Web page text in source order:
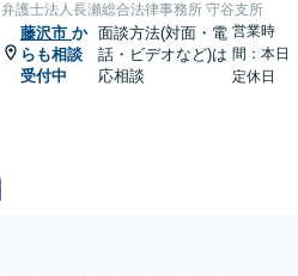
弁護士法人長瀬総合法律事務所 守谷支所
藤沢市 か
らも相談
受付中
面談方法(対面・電
話・ビデオなど)は
応相談
営業時
間：本日
定休日